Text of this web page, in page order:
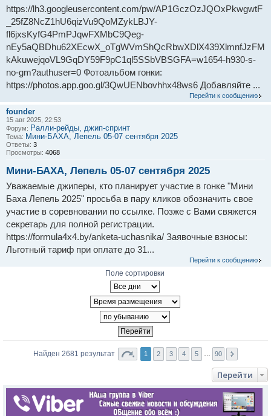
https://lh3.googleusercontent.com/pw/AP1GczOzJQOxPkwgwtF
_25fZ8NcZ1hU6qizVu9QoMZykLBJY-
fl6jxsKyfG4PmPJqwFXMbC9Qeg-
nEy5aQBDhu62XEcwX_oTgWVmShQcRbwXDlX439XlmnfJzFM
kAkuwejqoVL9GqDY59F9pC1ql5SSbVBSGFA=w1654-h930-s-
no-gm?authuser=0 Фотоальбом гонки:
https://photos.app.goo.gl/3QwUENbovhhx48ws6 Добавляйте ...
Перейти к сообщению
founder
15 авг 2025, 22:53
Форум: Ралли-рейды, джип-спринт
Тема: Мини-БАХА, Лепель 05-07 сентября 2025
Ответы: 3
Просмотры: 4068
Мини-БАХА, Лепель 05-07 сентября 2025
Уважаемые джиперы, кто планирует участие в гонке "Мини
Баха Лепель 2025" просьба в пару кликов обозначить свое
участие в соревновании по ссылке. Позже с Вами свяжется
секретарь для полной регистрации.
https://formula4x4.by/anketa-uchasnika/ Заявочные взносы:
Льготный тариф при оплате до 31...
Перейти к сообщению
Поле сортировки
Найден 2681 результат 1 2 3 4 5 90
Перейти